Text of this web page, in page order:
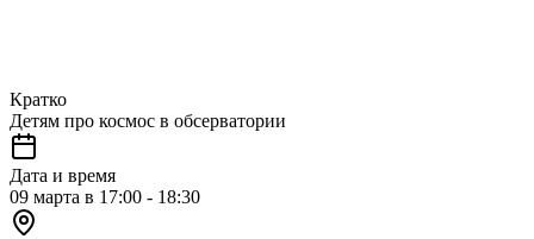
Кратко
Детям про космос в обсерватории
Дата и время
09 марта в 17:00 - 18:30